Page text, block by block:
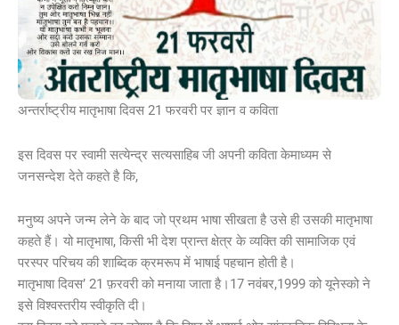
अन्तर्राष्ट्रीय मातृभाषा दिवस 21 फरवरी पर ज्ञान व कविता
इस दिवस पर स्वामी सत्येन्द्र सत्यसाहिब जी अपनी कविता केमाध्यम से
जनसन्देश देते कहते है कि,
मनुष्य अपने जन्म लेने के बाद जो प्रथम भाषा सीखता है उसे ही उसकी मातृभाषा
कहते हैं। यो मातृभाषा, किसी भी देश प्रान्त क्षेत्र के व्यक्ति की सामाजिक एवं
परस्पर परिचय की शाब्दिक क्रमरूप में भाषाई पहचान होती है।
मातृभाषा दिवस’ 21 फ़रवरी को मनाया जाता है।17 नवंबर,1999 को यूनेस्को ने
इसे विश्वस्तरीय स्वीकृति दी।